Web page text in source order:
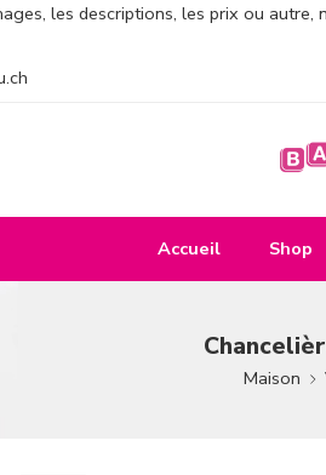
les descriptions, les prix ou
Accueil Shop
Maison